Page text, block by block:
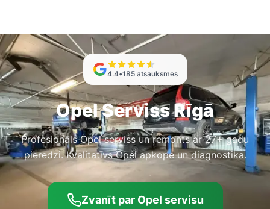
4.4•185 atsauksmes
Opel Serviss Rīgā
Profesionāls Opel serviss un remonts ar 27+ gadu
pieredzi. Kvalitatīvs Opel apkope un diagnostika.
Zvanīt par Opel servisu